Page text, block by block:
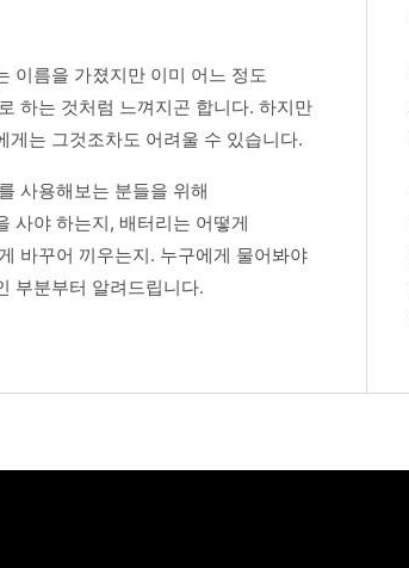
이름을 가졌지만 이미 어느 정도
하는 것처럼 느껴지곤 합니다. 하지만
게는 그것조차도 어려울 수 있습니다.
사용해보는 분들을 위해
사야 하는지, 배터리는 어떻게
바꾸어 끼우는지. 누구에게 물어봐야
부분부터 알려드립니다.